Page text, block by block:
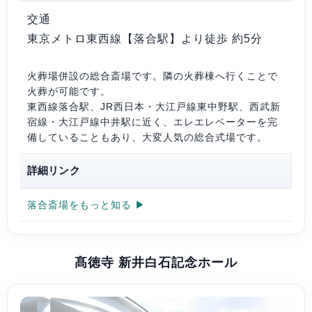
交通
東京メトロ東西線【落合駅】より徒歩 約5分
火葬場併設の総合斎場です。隣の火葬棟へ行くことで
火葬が可能です。
東西線落合駅、JR西日本・大江戸線東中野駅、西武新
宿線・大江戸線中井駅に近く、エレエレベーターを完
備していることもあり、大変人気の総合式場です。
詳細リンク
落合斎場をもっと知る ▶
髙徳寺 新井白石記念ホール